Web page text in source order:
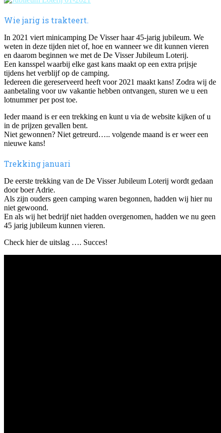
Wie jarig is trakteert.
In 2021 viert minicamping De Visser haar 45-jarig jubileum. We
weten in deze tijden niet of, hoe en wanneer we dit kunnen vieren
en daarom beginnen we met de De Visser Jubileum Loterij.
Een kansspel waarbij elke gast kans maakt op een extra prijsje
tijdens het verblijf op de camping.
Iedereen die gereserveerd heeft voor 2021 maakt kans! Zodra wij de
aanbetaling voor uw vakantie hebben ontvangen, sturen we u een
lotnummer per post toe.
Ieder maand is er een trekking en kunt u via de website kijken of u
in de prijzen gevallen bent.
Niet gewonnen? Niet getreurd….. volgende maand is er weer een
nieuwe kans!
Trekking januari
De eerste trekking van de De Visser Jubileum Loterij wordt gedaan
door boer Adrie.
Als zijn ouders geen camping waren begonnen, hadden wij hier nu
niet gewoond.
En als wij het bedrijf niet hadden overgenomen, hadden we nu geen
45 jarig jubileum kunnen vieren.
Check hier de uitslag …. Succes!